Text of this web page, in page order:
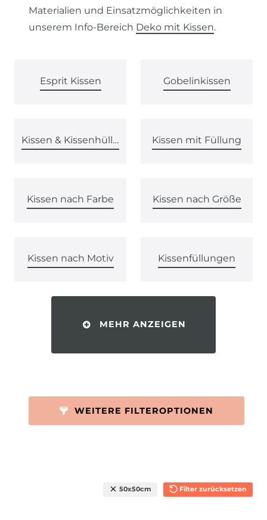
Materialien und Einsatzmöglichkeiten in
unserem Info-Bereich Deko mit Kissen.
Esprit Kissen Gobelinkissen
Kissen & Kissenhüllen von SCHÖNER LEBEN. Kissen mit Füllung
Kissen nach Farbe Kissen nach Größe
Kissen nach Motiv Kissenfüllungen
MEHR ANZEIGEN
WEITERE FILTEROPTIONEN
50x50cm Filter zurücksetzen